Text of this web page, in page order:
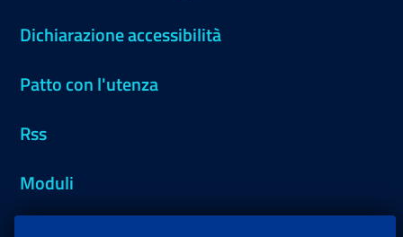
Dichiarazione accessibilità
Patto con l'utenza
Rss
Moduli